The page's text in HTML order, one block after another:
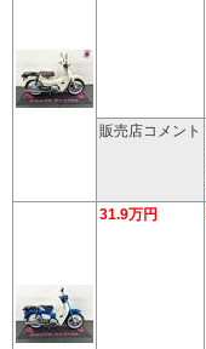
販売店コメント
31.9万円